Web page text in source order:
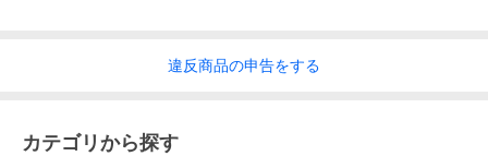
違反商品の申告をする
カテゴリから探す